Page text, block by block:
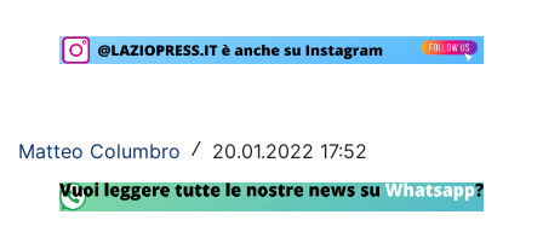
Primavera
Lazio Women
Rassegna Lazio
Matteo Columbro / 20.01.2022 17:52